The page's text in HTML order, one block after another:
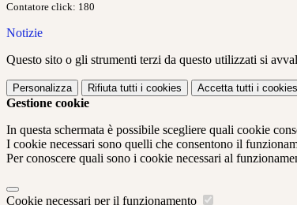
Contatore click: 180
Notizie
Questo sito o gli strumenti terzi da questo utilizzati si
Personalizza Rifiuta tutti i cookies Accetta tutti i cookies
Gestione cookie
In questa schermata è possibile scegliere quali cookie
I cookie necessari sono quelli che consentono il
Per conoscere quali sono i cookie necessari al
Cookie necessari per il funzionamento